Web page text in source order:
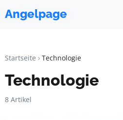
Angelpage
Startseite Technologie
Technologie
8 Artikel